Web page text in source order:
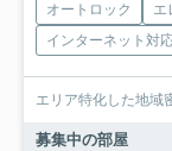
オートロック エ
インターネット対
エリア特化した地域
募集中の部屋